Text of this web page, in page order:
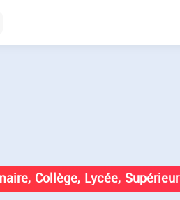
Collège, Lycée, Supérieur